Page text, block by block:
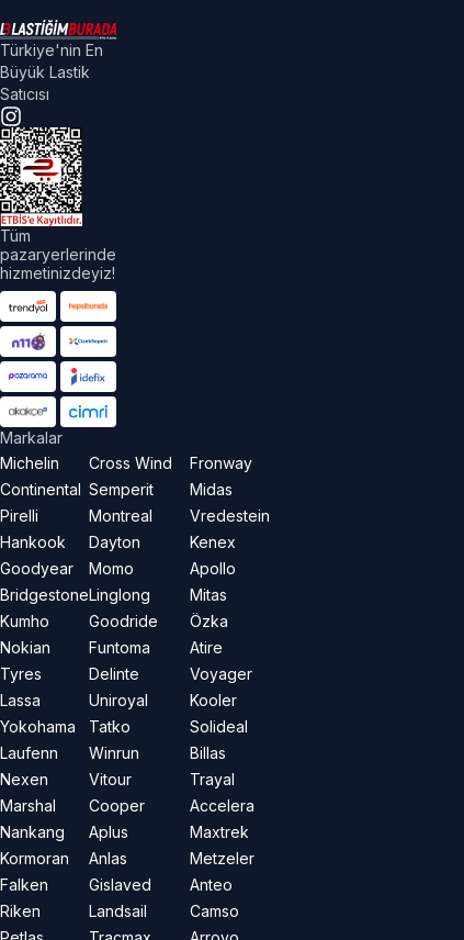
Türkiye'nin En
Büyük Lastik
Satıcısı
Tüm
pazaryerlerinde
hizmetinizdeyiz!
Markalar
Michelin
Continental
Pirelli
Hankook
Goodyear
Bridgestone
Kumho
Nokian
Tyres
Lassa
Yokohama
Laufenn
Nexen
Marshal
Nankang
Kormoran
Falken
Riken
Cross Wind
Semperit
Montreal
Dayton
Momo
Linglong
Goodride
Funtoma
Delinte
Uniroyal
Tatko
Winrun
Vitour
Cooper
Aplus
Anlas
Gislaved
Landsail
Fronway
Midas
Vredestein
Kenex
Apollo
Mitas
Özka
Atire
Voyager
Kooler
Solideal
Billas
Trayal
Accelera
Maxtrek
Metzeler
Anteo
Camso